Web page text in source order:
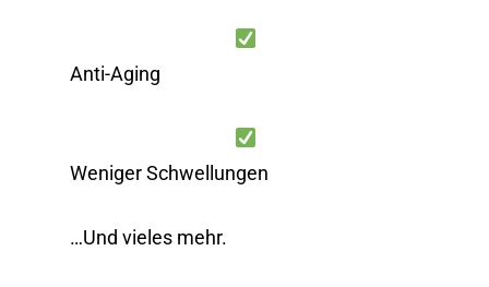
Anti-Aging
Weniger Schwellungen
…Und vieles mehr.